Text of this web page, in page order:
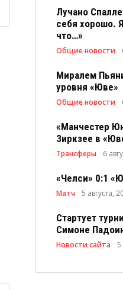
Лучано
себя хорошо.
что…»
Общие новости
Миралем
уровня «Юве»
Общие новости
«Манчестер
Зиркзее в
Трансферы 6
«Челси» 0:1
Матч 5 августа,
Стартует
Симоне
Новости сайта 5